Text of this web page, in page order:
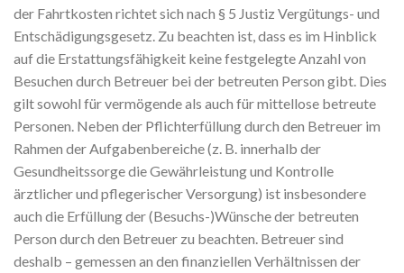
der Fahrtkosten richtet sich nach § 5 Justiz Vergütungs- und
Entschädigungsgesetz. Zu beachten ist, dass es im Hinblick
auf die Erstattungsfähigkeit keine festgelegte Anzahl von
Besuchen durch Betreuer bei der betreuten Person gibt. Dies
gilt sowohl für vermögende als auch für mittellose betreute
Personen. Neben der Pflichterfüllung durch den Betreuer im
Rahmen der Aufgabenbereiche (z. B. innerhalb der
Gesundheitssorge die Gewährleistung und Kontrolle
ärztlicher und pflegerischer Versorgung) ist insbesondere
auch die Erfüllung der (Besuchs-)Wünsche der betreuten
Person durch den Betreuer zu beachten. Betreuer sind
deshalb – gemessen an den finanziellen Verhältnissen der